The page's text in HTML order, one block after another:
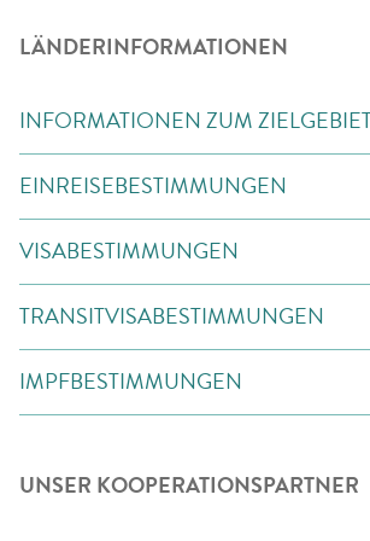
LÄNDERINFORMATIONEN
INFORMATIONEN ZUM
EINREISEBESTIMMUNGEN
VISABESTIMMUNGEN
TRANSITVISABESTIMMUNGEN
IMPFBESTIMMUNGEN
UNSER KOOPERATIONSPARTNER